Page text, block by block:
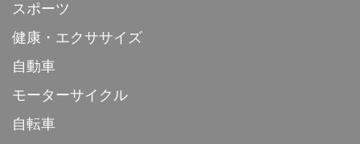
スポーツ
健康・エクササイズ
自動車
モーターサイクル
自転車